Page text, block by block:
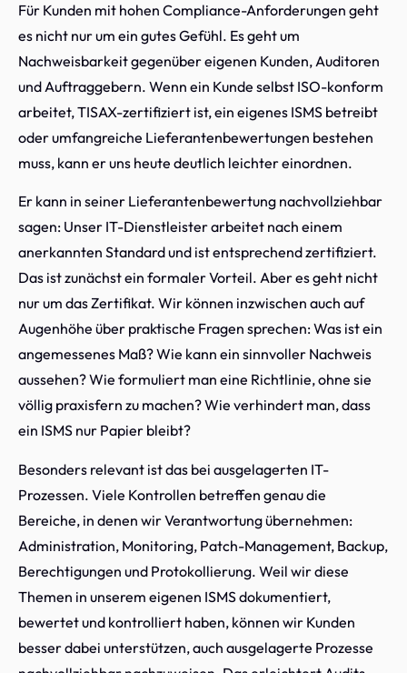
Für Kunden mit hohen Compliance-Anforderungen geht
es nicht nur um ein gutes Gefühl. Es geht um
Nachweisbarkeit gegenüber eigenen Kunden, Auditoren
und Auftraggebern. Wenn ein Kunde selbst ISO-konform
arbeitet, TISAX-zertifiziert ist, ein eigenes ISMS betreibt
oder umfangreiche Lieferantenbewertungen bestehen
muss, kann er uns heute deutlich leichter einordnen.
Er kann in seiner Lieferantenbewertung nachvollziehbar
sagen: Unser IT-Dienstleister arbeitet nach einem
anerkannten Standard und ist entsprechend zertifiziert.
Das ist zunächst ein formaler Vorteil. Aber es geht nicht
nur um das Zertifikat. Wir können inzwischen auch auf
Augenhöhe über praktische Fragen sprechen: Was ist ein
angemessenes Maß? Wie kann ein sinnvoller Nachweis
aussehen? Wie formuliert man eine Richtlinie, ohne sie
völlig praxisfern zu machen? Wie verhindert man, dass
ein ISMS nur Papier bleibt?
Besonders relevant ist das bei ausgelagerten IT-
Prozessen. Viele Kontrollen betreffen genau die
Bereiche, in denen wir Verantwortung übernehmen:
Administration, Monitoring, Patch-Management, Backup,
Berechtigungen und Protokollierung. Weil wir diese
Themen in unserem eigenen ISMS dokumentiert,
bewertet und kontrolliert haben, können wir Kunden
besser dabei unterstützen, auch ausgelagerte Prozesse